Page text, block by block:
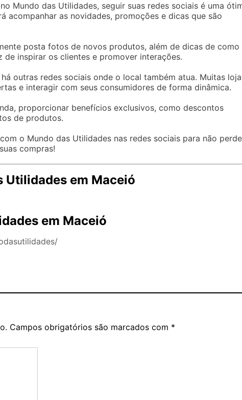
Mundo das Utilidades, seguir suas redes sociais é uma
acompanhar as novidades, promoções e dicas que são
posta fotos de novos produtos, além de dicas de como
inspirar os clientes e promover interações.
outras redes sociais onde o local também atua. Muitas
e interagir com seus consumidores de forma dinâmica.
proporcionar benefícios exclusivos, como descontos
de produtos.
o Mundo das Utilidades nas redes sociais para não
compras!
Utilidades em Maceió
em Maceió
Campos obrigatórios são marcados com *